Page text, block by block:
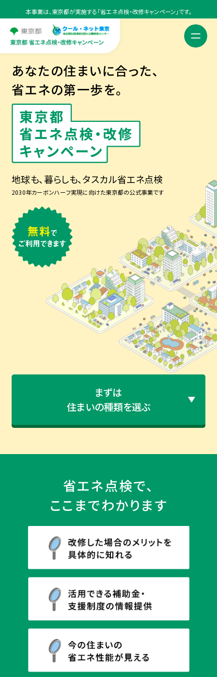
本事業は、東京都が実施する「省エネ点検・改修キャンペーン」です。
キャンペーンについて
住まいの種類で選ぶ
ご利用の流れ
あなたの住まいに合った、
省エネの第一歩を。
地球も、暮らしも、タスカル省エネ点検
2030年カーボンハーフ実現に向けた東京都の公式事業です
まずは
住まいの種類を選ぶ
省エネ点検で、
ここまでわかります